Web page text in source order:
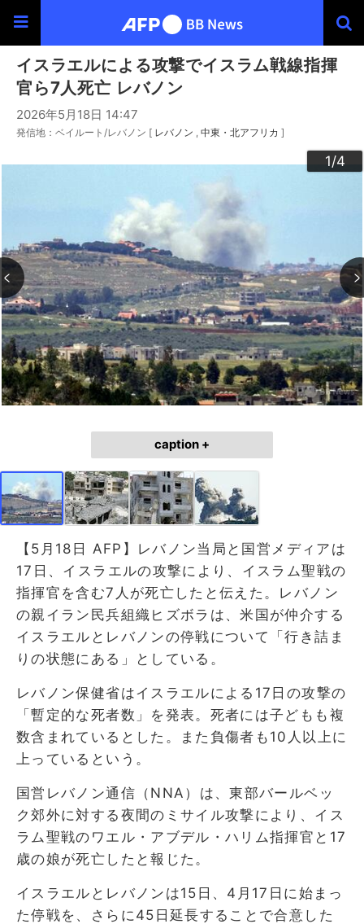
イスラエルによる攻撃でイスラム戦線指揮
官ら7人死亡 レバノン
2026年5月18日 14:47
発信地：ベイルート/レバノン [ レバノン 中東・北アフリカ ]
1/4
2/4
3/4
4/4
caption +
【5月18日 AFP】レバノン当局と国営メディアは
17日、イスラエルの攻撃により、イスラム聖戦の
指揮官を含む7人が死亡したと伝えた。レバノン
の親イラン民兵組織ヒズボラは、米国が仲介する
イスラエルとレバノンの停戦について「行き詰ま
りの状態にある」としている。
レバノン保健省はイスラエルによる17日の攻撃の
「暫定的な死者数」を発表。死者には子どもも複
数含まれているとした。また負傷者も10人以上に
上っているという。
国営レバノン通信（NNA）は、東部バールベッ
ク郊外に対する夜間のミサイル攻撃により、イス
ラム聖戦のワエル・アブデル・ハリム指揮官と17
歳の娘が死亡したと報じた。
イスラエルとレバノンは15日、4月17日に始まっ
た停戦を、さらに45日延長することで合意した